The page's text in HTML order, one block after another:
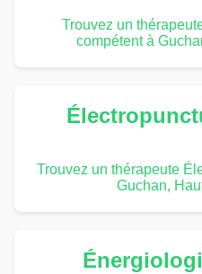
Trouvez un
compétent à
Trouvez un thérapeute
Guchan,